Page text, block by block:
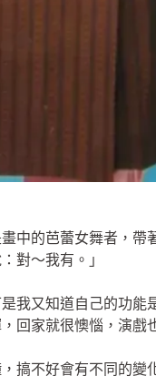
中的芭蕾女舞者，
對～我有。」
我又知道自己的功
回家就很懊惱，演戲
搞不好會有不同的變